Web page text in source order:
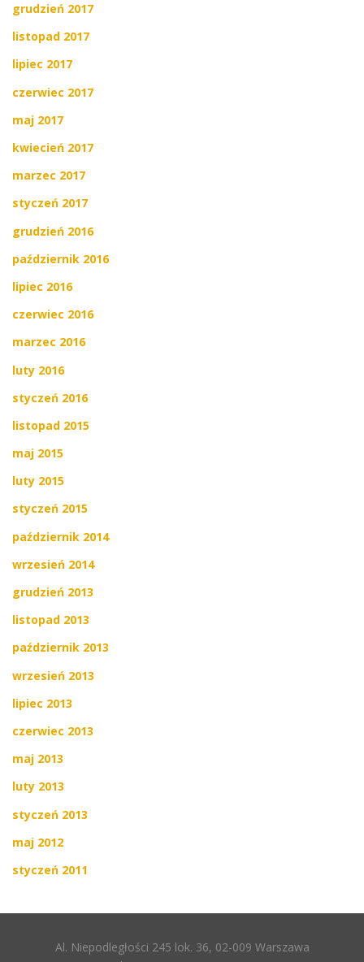
grudzień 2017
listopad 2017
lipiec 2017
czerwiec 2017
maj 2017
kwiecień 2017
marzec 2017
styczeń 2017
grudzień 2016
październik 2016
lipiec 2016
czerwiec 2016
marzec 2016
luty 2016
styczeń 2016
listopad 2015
maj 2015
luty 2015
styczeń 2015
październik 2014
wrzesień 2014
grudzień 2013
listopad 2013
październik 2013
wrzesień 2013
lipiec 2013
czerwiec 2013
maj 2013
luty 2013
styczeń 2013
maj 2012
styczeń 2011
Al. Niepodległości 245 lok. 36, 02-009 Warszawa